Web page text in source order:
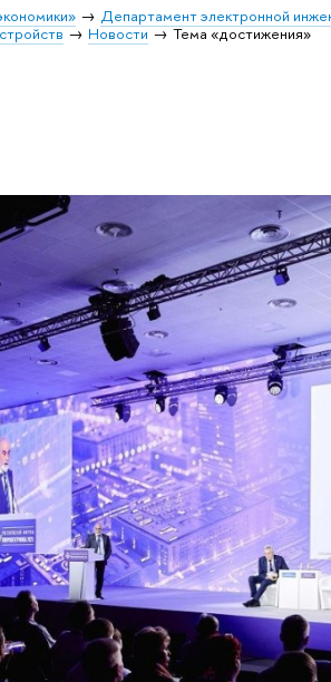
Департамент электронной
Новости Тема «достижения»